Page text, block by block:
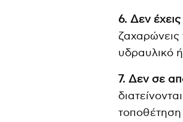
6. Δεν
υδραυλικό
7. Δεν σε